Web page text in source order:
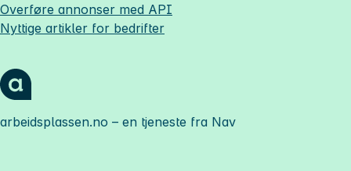
Overføre annonser med API
Nyttige artikler for bedrifter
arbeidsplassen.no – en tjeneste fra Nav